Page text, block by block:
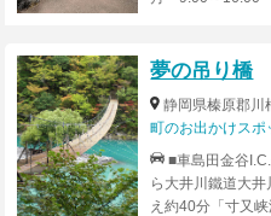
名古屋方面からは
るT字路を 右折。
200mを左にカー
りの信号を右折
進、約5kmで到着
運行されていま
下さい。
夢の吊り橋
静岡県榛原郡川
町のお出かけスポ
■車島田金谷
ら大井川鐵道大
え約40分「寸又